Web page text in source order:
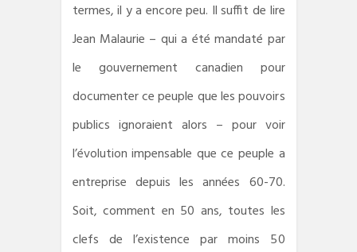
termes, il y a encore peu. Il suffit de lire
Jean Malaurie – qui a été mandaté par
le gouvernement canadien pour
documenter ce peuple que les pouvoirs
publics ignoraient alors – pour voir
l’évolution impensable que ce peuple a
entreprise depuis les années 60-70.
Soit, comment en 50 ans, toutes les
clefs de l’existence par moins 50